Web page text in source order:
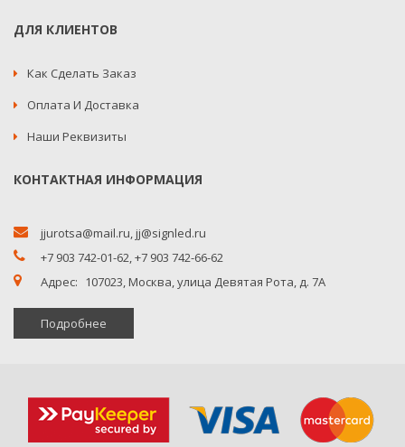
ДЛЯ КЛИЕНТОВ
Как Сделать Заказ
Оплата И Доставка
Наши Реквизиты
КОНТАКТНАЯ ИНФОРМАЦИЯ
jjurotsa@mail.ru,jj@signled.ru
+7 903 742-01-62,+7 903 742-66-62
Адрес: 107023, Москва, улица Девятая Рота, д. 7А
Подробнее